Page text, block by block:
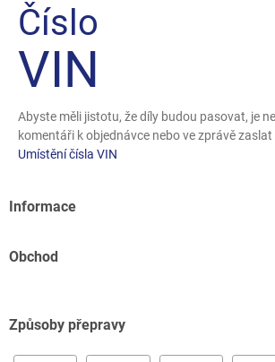
Číslo
VIN
Abyste měli jistotu, že díly budou pasovat, je
komentáři k objednávce nebo ve zprávě zaslat
Umístění čísla VIN
Informace
Obchod
Způsoby přepravy